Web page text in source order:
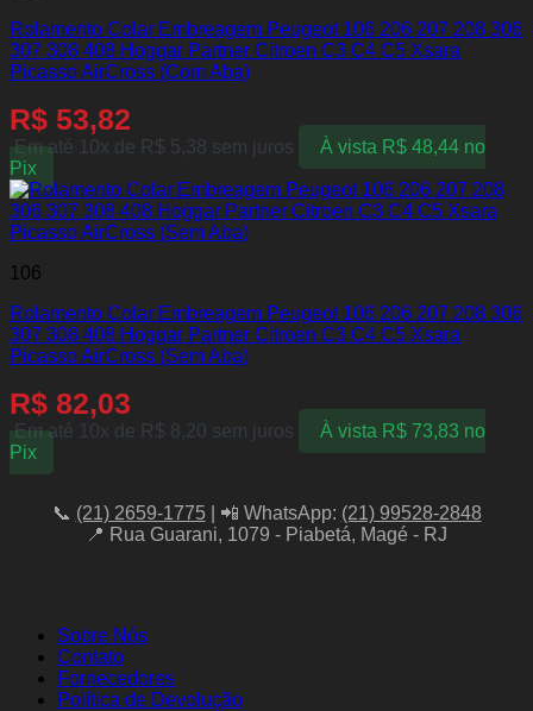
Rolamento Colar Embreagem Peugeot 106 206 207 208 306
307 308 408 Hoggar Partner Citroen C3 C4 C5 Xsara
Picasso AirCross (Com Aba)
R$ 53,82
Em até 10x de R$ 5,38 sem juros À vista R$48,44 no
Pix
106
Rolamento Colar Embreagem Peugeot 106 206 207 208 306
307 308 408 Hoggar Partner Citroen C3 C4 C5 Xsara
Picasso AirCross (Sem Aba)
R$ 82,03
Em até 10x de R$ 8,20 sem juros À vista R$73,83 no
Pix
📞 (21) 2659-1775| 📲 WhatsApp: (21) 99528-2848
📍 Rua Guarani, 1079 - Piabetá, Magé - RJ
Sobre Nós
Contato
Fornecedores
Política de Devolução